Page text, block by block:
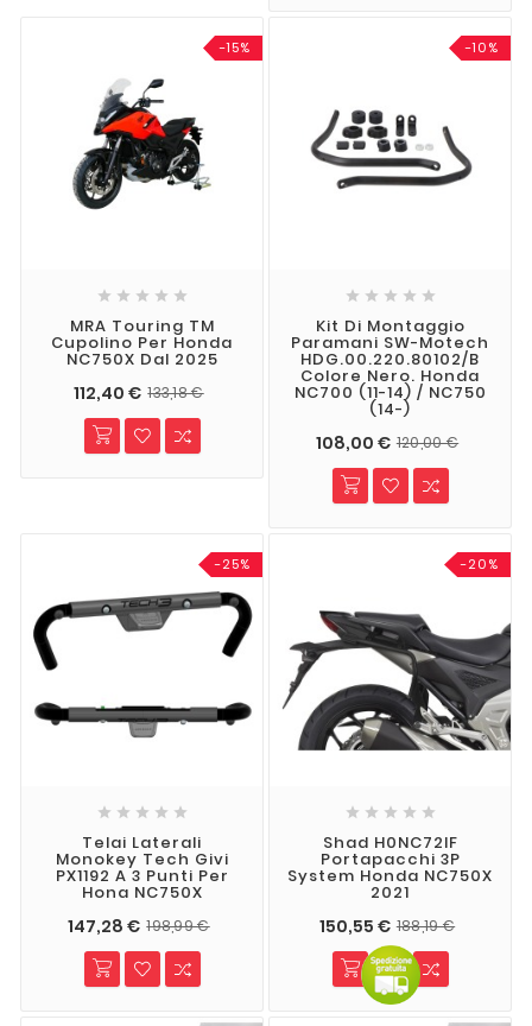
-15%
    
MRA Touring TM
Cupolino Per Honda
NC750X Dal 2025
112,40 € 133,18 €
-10%
    
Kit Di Montaggio
Paramani SW-Motech
HDG.00.220.80102/B
Colore Nero. Honda
NC700 (11-14) / NC750
(14-)
108,00 € 120,00 €
-25%
    
Telai Laterali
Monokey Tech Givi
PX1192 A 3 Punti Per
Hona NC750X
147,28 € 198,99 €
-20%
    
Shad H0NC72IF
Portapacchi 3P
System Honda NC750X
2021
150,55 € 188,19 €